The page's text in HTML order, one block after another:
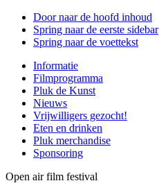
Door naar de hoofd inhoud
Spring naar de eerste sidebar
Spring naar de voettekst
Informatie
Filmprogramma
Pluk de Kunst
Nieuws
Vrijwilligers gezocht!
Eten en drinken
Pluk merchandise
Sponsoring
Open air film festival